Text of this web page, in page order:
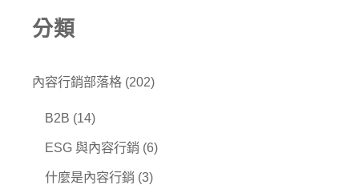
分類
內容行銷部落格 (202)
B2B (14)
ESG 與內容行銷 (6)
什麼是內容行銷 (3)